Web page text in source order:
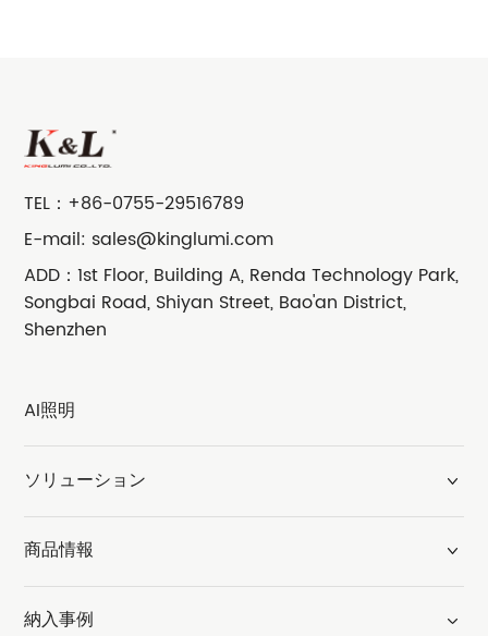
TEL： +86-0755-29516789
E-mail: sales@kinglumi.com
ADD：1st Floor, Building A, Renda Technology Park,
Songbai Road, Shiyan Street, Bao'an District,
Shenzhen
AI照明
ソリューション
商品情報
納入事例